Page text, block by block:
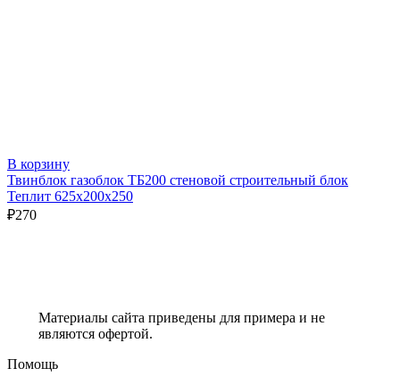
В корзину
Твинблок газоблок ТБ200 стеновой строительный блок
Теплит 625х200х250
₽270
Материалы сайта приведены для примера и не
являются офертой.
Помощь